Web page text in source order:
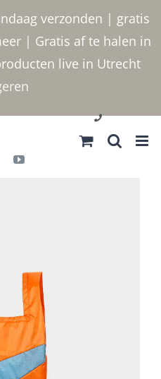
verzonden | gratis
| Gratis af te halen in
live in Utrecht
030 2400000